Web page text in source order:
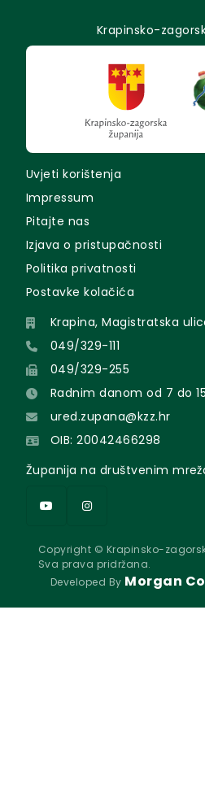
Krapinsko-
Uvjeti korištenja
Impressum
Pitajte nas
Izjava o pristupačnosti
Politika privatnosti
Postavke kolačića
Krapina, Magistratska
049/329-111
049/329-255
Radnim danom od 7 do 15
ured.zupana@kzz.hr
OIB: 20042466298
Županija na društvenim
Copyright © Krapinsko-
Sva prava pridržana.
Developed By Morgan